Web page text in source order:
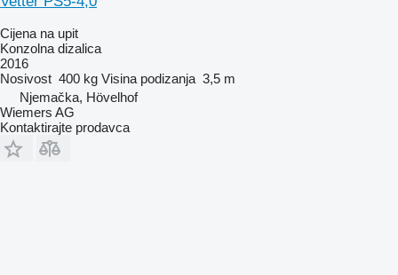
Cijena na upit
Konzolna dizalica
2016
Nosivost 400 kg Visina podizanja 3,5 m
Njemačka, Hövelhof
Wiemers AG
Kontaktirajte prodavca